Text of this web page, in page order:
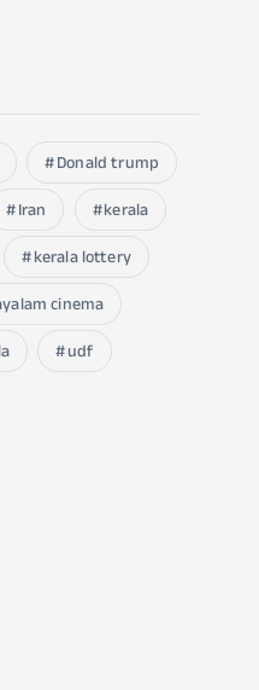
Donald trump
Iran
kerala
kerala lottery
cinema
udf